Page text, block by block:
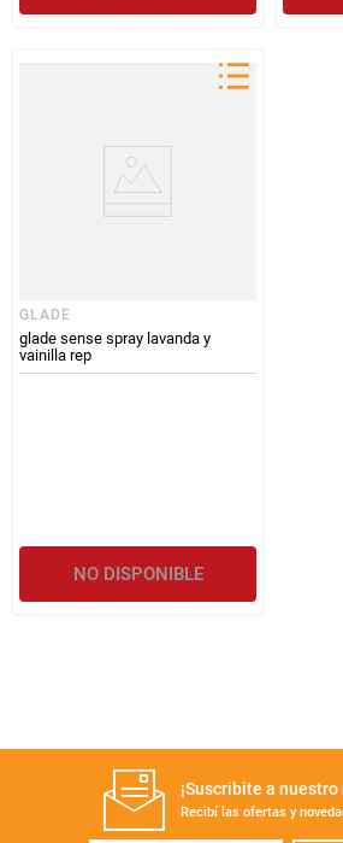
GLADE
glade sense spray lavanda y
vainilla rep
NO DISPONIBLE
¡Suscribite a
Recibí las ofertas y